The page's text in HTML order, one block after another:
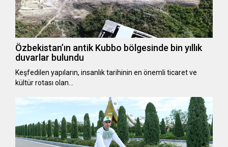
Özbekistan’ın antik Kubbo bölgesinde bin yıllık
duvarlar bulundu
Keşfedilen yapıların, insanlık tarihinin en önemli ticaret ve
kültür rotası olan…